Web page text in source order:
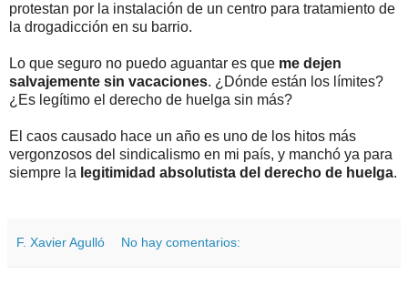
protestan por la instalación de un centro para tratamiento de
la drogadicción en su barrio.
Lo que seguro no puedo aguantar es que me dejen
salvajemente sin vacaciones. ¿Dónde están los límites?
¿Es legítimo el derecho de huelga sin más?
El caos causado hace un año es uno de los hitos más
vergonzosos del sindicalismo en mi país, y manchó ya para
siempre la legitimidad absolutista del derecho de huelga.
F. Xavier Agulló No hay comentarios: